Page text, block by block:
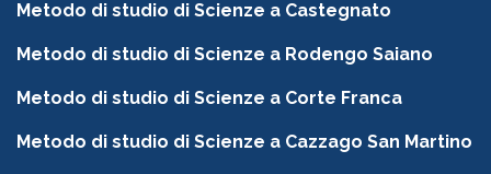
Metodo di studio di Scienze a Castegnato
Metodo di studio di Scienze a Rodengo Saiano
Metodo di studio di Scienze a Corte Franca
Metodo di studio di Scienze a Cazzago San Martino